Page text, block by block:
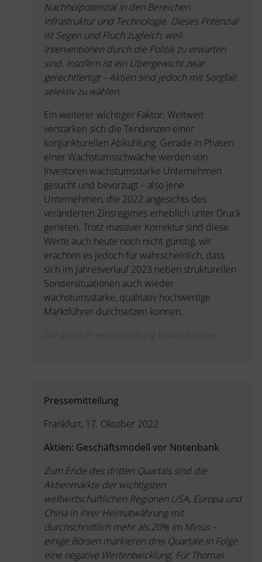
Nachholpotenzial in den Bereichen
Infrastruktur und Technologie. Dieses Potenzial
ist Segen und Fluch zugleich, weil
Interventionen durch die Politik zu erwarten
sind. Insofern ist ein Übergewicht zwar
gerechtfertigt – Aktien sind jedoch mit Sorgfalt
selektiv zu wählen.
Ein weiterer wichtiger Faktor: Weltweit
verstärken sich die Tendenzen einer
konjunkturellen Abkühlung. Gerade in Phasen
einer Wachstumsschwäche werden von
Investoren wachstumsstarke Unternehmen
gesucht und bevorzugt – also jene
Unternehmen, die 2022 angesichts des
veränderten Zinsregimes erheblich unter Druck
gerieten. Trotz massiver Korrektur sind diese
Werte auch heute noch nicht günstig, wir
erachten es jedoch für wahrscheinlich, dass
sich im Jahresverlauf 2023 neben strukturellen
Sondersituationen auch wieder
wachstumsstarke, qualitativ hochwertige
Marktführer durchsetzen können.
Die ganze Pressemitteilung finden Sie hier.
Pressemitteilung
Frankfurt, 17. Oktober 2022
Aktien: Geschäftsmodell vor Notenbank
Zum Ende des dritten Quartals sind die
Aktienmärkte der wichtigsten
weltwirtschaftlichen Regionen USA, Europa und
China in ihrer Heimatwährung mit
durchschnittlich mehr als 20% im Minus –
einige Börsen markieren drei Quartale in Folge
eine negative Wertentwicklung. Für Thomas